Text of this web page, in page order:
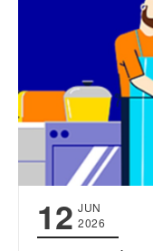
12 JUN
2026